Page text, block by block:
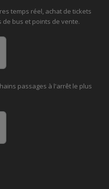
temps réel, achat de tickets
bus et points de vente.
passages à l'arrêt le plus